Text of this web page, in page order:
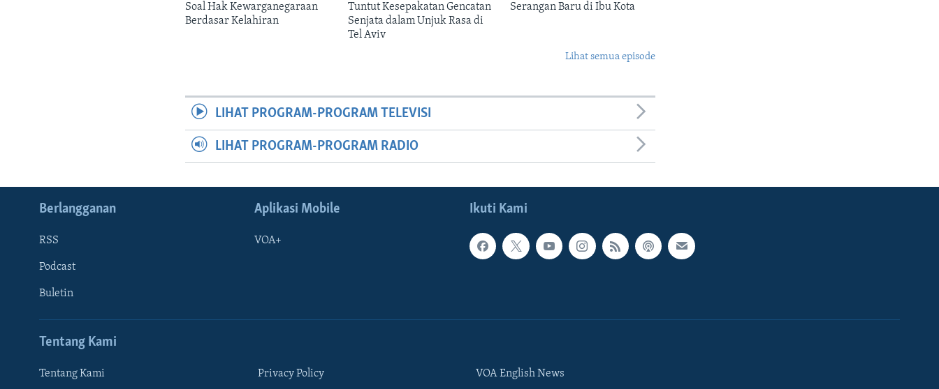
Soal Hak Kewarganegaraan
Berdasar Kelahiran
Tuntut Kesepakatan Gencatan
Senjata dalam Unjuk Rasa di
Tel Aviv
Serangan Baru di Ibu Kota
Lihat semua episode
LIHAT PROGRAM-PROGRAM TELEVISI
LIHAT PROGRAM-PROGRAM RADIO
Ikuti Kami
Berlangganan
RSS
Podcast
Buletin
Aplikasi Mobile
VOA+
Tentang Kami
Tentang Kami Privacy Policy VOA English News